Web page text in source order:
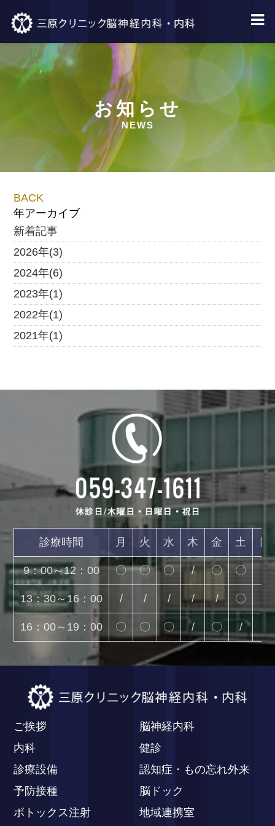
お知らせ
NEWS
BACK
年アーカイブ
新着記事
2026年(3)
2024年(6)
2023年(1)
2022年(1)
2021年(1)
診療時間 月 火 水 木 金 土
9：00～12：00 〇 〇 〇 / 〇 〇
13：30～16：00 / / / / / 〇
16：00～19：00 〇 〇 〇 / 〇 /
ご挨拶
脳神経内科
内科
健診
診療設備
認知症・もの忘れ外来
予防接種
脳ドック
ボトックス注射
地域連携室